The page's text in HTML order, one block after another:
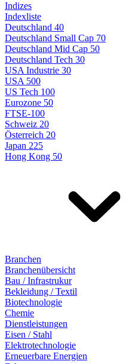
Indizes
Indexliste
Deutschland 40
Deutschland Small Cap 70
Deutschland Mid Cap 50
Deutschland Tech 30
USA Industrie 30
USA 500
US Tech 100
Eurozone 50
FTSE-100
Schweiz 20
Österreich 20
Japan 225
Hong Kong 50
Branchen
Branchenübersicht
Bau / Infrastrukur
Bekleidung / Textil
Biotechnologie
Chemie
Dienstleistungen
Eisen / Stahl
Elektrotechnologie
Erneuerbare Energien